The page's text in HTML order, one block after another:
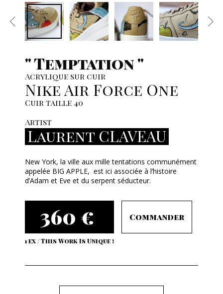
" Temptation "
Acrylique sur cuir
Nike Air Force One
Cuir taille 40
Artist
Laurent CLAVEAU
New York, la ville aux mille tentations communément
appelée BIG APPLE, est ici associée à l’histoire
d’Adam et Eve et du serpent séducteur.
360 €
1 ex / This Work Is Unique !
Commander